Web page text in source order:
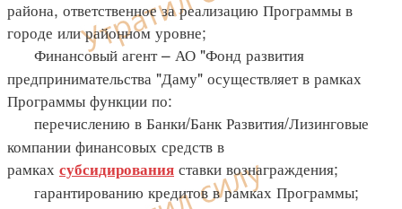
района, ответственное за реализацию Программы в
городе или районном уровне;
Финансовый агент – АО "Фонд развития
предпринимательства "Даму" осуществляет в рамках
Программы функции по:
перечислению в Банки/Банк Развития/Лизинговые
компании финансовых средств в
рамках субсидирования ставки вознаграждения;
гарантированию кредитов в рамках Программы;